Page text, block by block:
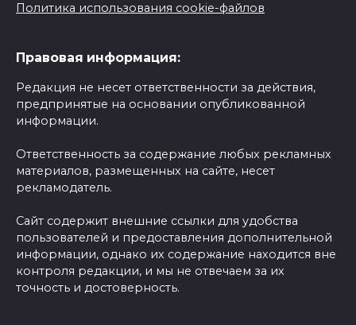
Политика использования cookie-файлов
Правовая информация:
Редакция не несет ответственности за действия,
предпринятые на основании опубликованной
информации.
Ответственность за содержание любых рекламных
материалов, размещенных на сайте, несет
рекламодатель.
Сайт содержит внешние ссылки для удобства
пользователей и предоставления дополнительной
информации, однако их содержание находится вне
контроля редакции, и мы не отвечаем за их
точность и достоверность.